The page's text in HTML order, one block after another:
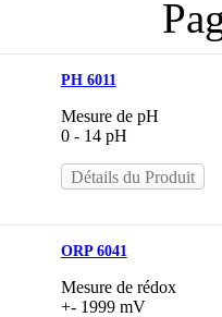
PH 6011
Mesure de pH
0 - 14 pH
Détails du Produit
ORP 6041
Mesure de rédox
+- 1999 mV